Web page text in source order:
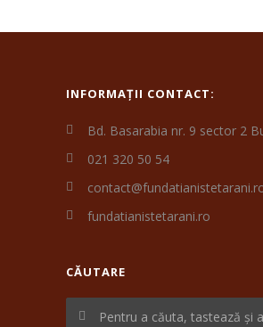
INFORMAȚII CONTACT:
Bd. Basarabia nr. 9 sector 2
021 320 50 54
fundatianistetarani.ro
CĂUTARE